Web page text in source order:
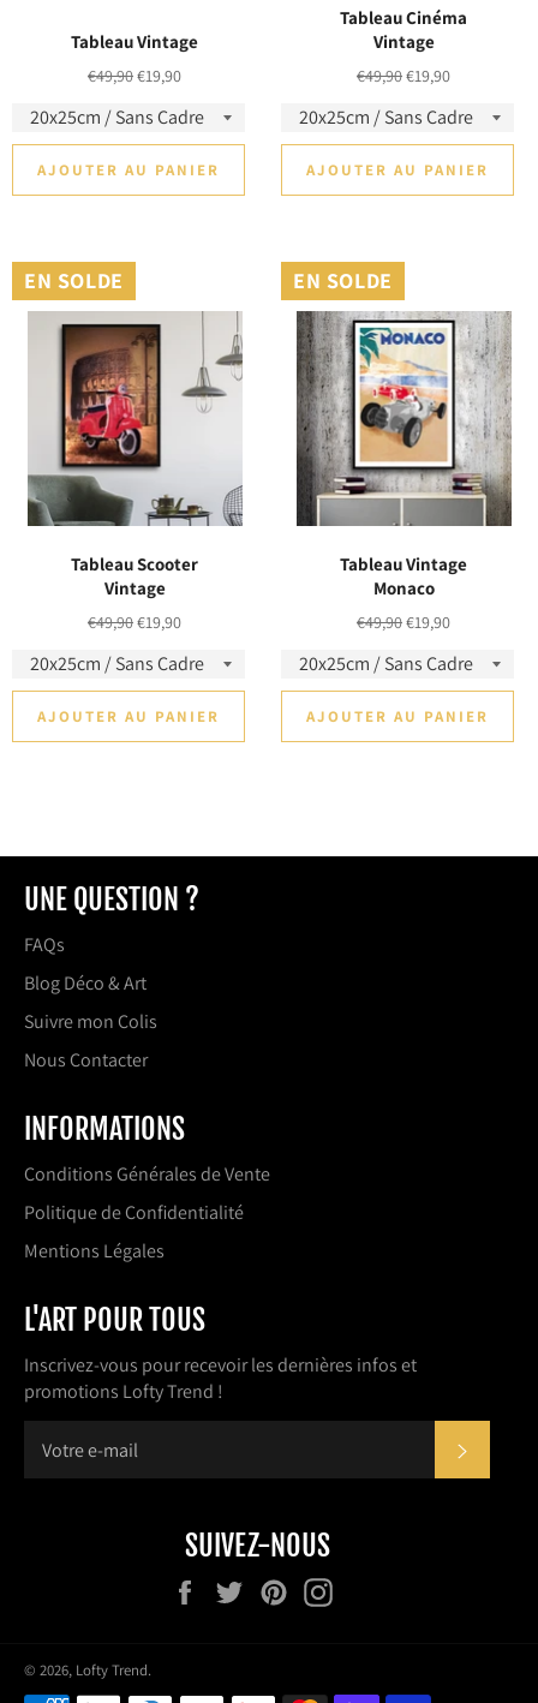
Tableau Vintage
Prix
€49,90Prix
€19,90
AJOUTER AU PANIER
Tableau Cinéma
Vintage
Prix
€49,90Prix
€19,90
AJOUTER AU PANIER
Tableau Scooter
Vintage
Prix
€49,90Prix
€19,90
EN SOLDE
AJOUTER AU PANIER
Tableau Vintage
Monaco
Prix
€49,90Prix
€19,90
EN SOLDE
AJOUTER AU PANIER
UNE QUESTION ?
FAQs
Blog Déco & Art
Suivre mon Colis
Nous Contacter
INFORMATIONS
Conditions Générales de Vente
Politique de Confidentialité
Mentions Légales
L'ART POUR TOUS
Inscrivez-vous pour recevoir les dernières infos et
promotions Lofty Trend !
SUIVEZ-NOUS
FacebookTwitterPinterest
© 2026, Lofty Trend.
Méthodes